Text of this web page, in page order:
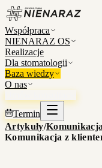
Współpraca
NIENARAZ OS
Realizacje
Dla stomatologii
Baza wiedzy
O nas
Termin
Artykuły/
Komunikacja z